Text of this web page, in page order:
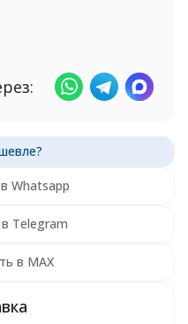
Whatsapp
Telegram
в MAX